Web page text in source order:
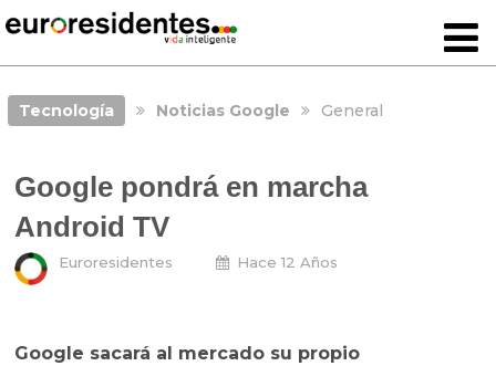
Tecnología Noticias Google General
Google pondrá en marcha
Android TV
Euroresidentes Hace 12 Años
Google sacará al mercado su propio